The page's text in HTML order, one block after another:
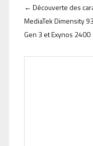
← Découverte des
MediaTek Dimensity
Gen 3 et Exynos 2400